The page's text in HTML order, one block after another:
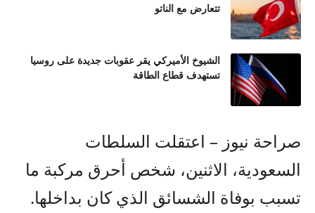
تتعارض مع الناتو
الشيوخ الأميركي يقر عقوبات جديدة على روسيا
تستهدف قطاع الطاقة
صراحة نيوز – اعتقلت السلطات
السعودية، الاثنين، شخص أحرق مركبة ما
تسبب بوفاة الشسائق الذي كان بداخلها.